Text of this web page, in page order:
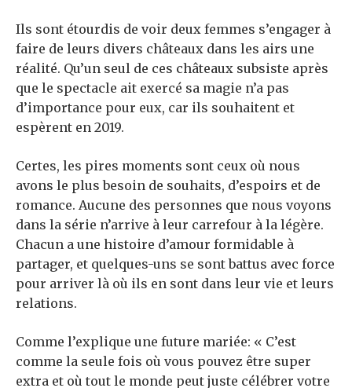
Ils sont étourdis de voir deux femmes s’engager à
faire de leurs divers châteaux dans les airs une
réalité. Qu’un seul de ces châteaux subsiste après
que le spectacle ait exercé sa magie n’a pas
d’importance pour eux, car ils souhaitent et
espèrent en 2019.
Certes, les pires moments sont ceux où nous
avons le plus besoin de souhaits, d’espoirs et de
romance. Aucune des personnes que nous voyons
dans la série n’arrive à leur carrefour à la légère.
Chacun a une histoire d’amour formidable à
partager, et quelques-uns se sont battus avec force
pour arriver là où ils en sont dans leur vie et leurs
relations.
Comme l’explique une future mariée: « C’est
comme la seule fois où vous pouvez être super
extra et où tout le monde peut juste célébrer votre